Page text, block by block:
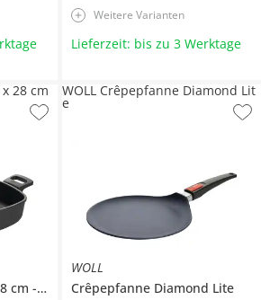
Weitere Varianten
Lieferzeit: bis zu 3 Werktage
cm
Nowo Titanium
28 cm
WOLL
Crêpepfanne Diamond Lite
WOLL Crêpepfanne Diamond Lit
e